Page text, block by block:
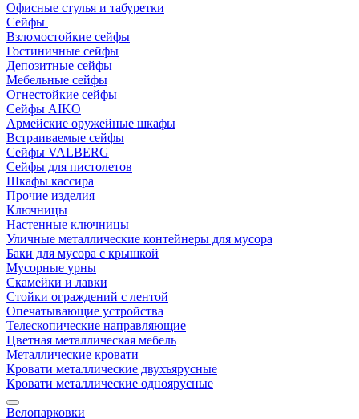
Офисные стулья и табуретки
Сейфы
Взломостойкие сейфы
Гостиничные сейфы
Депозитные сейфы
Мебельные сейфы
Огнестойкие сейфы
Сейфы AIKO
Армейские оружейные шкафы
Встраиваемые сейфы
Сейфы VALBERG
Сейфы для пистолетов
Шкафы кассира
Прочие изделия
Ключницы
Настенные ключницы
Уличные металлические контейнеры для мусора
Баки для мусора с крышкой
Мусорные урны
Скамейки и лавки
Стойки ограждений с лентой
Опечатывающие устройства
Телескопические направляющие
Цветная металлическая мебель
Металлические кровати
Кровати металлические двухъярусные
Кровати металлические одноярусные
Велопарковки